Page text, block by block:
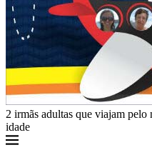
2 irmãs adultas que viajam pelo
idade